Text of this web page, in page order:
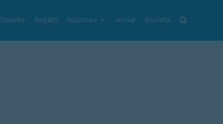
Região Rubricas Jornal Revista